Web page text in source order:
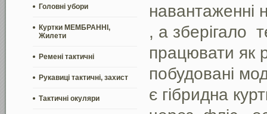
Головні убори
Куртки МЕМБРАННІ,
Жилети
Ремені тактичні
Рукавиці тактичні, захист
Тактичні окуляри
навантаженні
, а зберігало
працювати як
побудовані
є гібридна